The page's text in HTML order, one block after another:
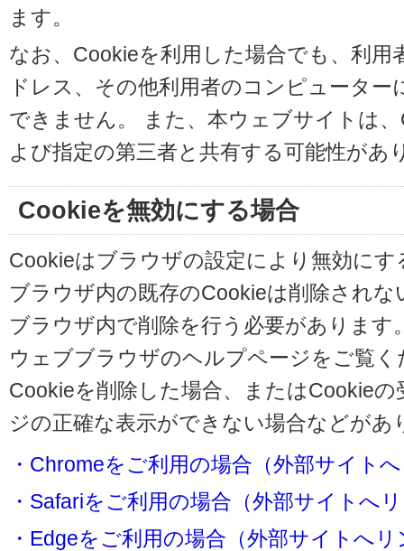
ます。
なお、Cookieを利用した場合でも、利用
ドレス、その他利用者のコンピュータ
できません。 また、本ウェブサイトは
よび指定の第三者と共有する可能性があ
Cookieを無効にする場合
Cookieはブラウザの設定により無効に
ブラウザ内の既存のCookieは削除され
ブラウザ内で削除を行う必要があります
ウェブブラウザのヘルプページをご覧く
Cookieを削除した場合、またはCookie
ジの正確な表示ができない場合などが
・Chromeをご利用の場合（外部サイト
・Safariをご利用の場合（外部サイトへ
・Edgeをご利用の場合（外部サイトへリ